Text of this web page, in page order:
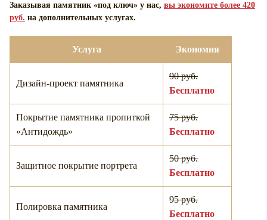
Заказывая памятник «под ключ» у нас, вы экономите более 420
руб. на дополнительных услугах.
Услуга Экономия
Дизайн-проект памятника
90 руб.
Бесплатно
Покрытие памятника пропиткой
«Антидождь»
75 руб.
Бесплатно
Защитное покрытие портрета
50 руб.
Бесплатно
Полировка памятника
95 руб.
Бесплатно